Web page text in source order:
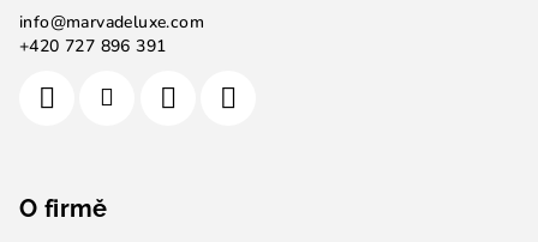
info@marvadeluxe.com
+420 727 896 391
O firmě